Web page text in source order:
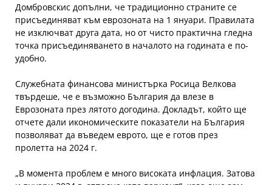
Домбровскис допълни, че традиционно страните се
присъединяват към еврозоната на 1 януари. Правилата
не изключват друга дата, но от чисто практична гледна
точка присъединяването в началото на годината е по-
удобно.
Служебната финансова министърка Росица Велкова
твърдеше, че е възможно България да влезе в
Еврозоната през лятото догодина. Докладът, който ще
отчете дали икономическите показатели на България
позволяват да въведем еврото, ще е готов през
пролетта на 2024 г.
„В момента проблем е много високата инфлация. Затова